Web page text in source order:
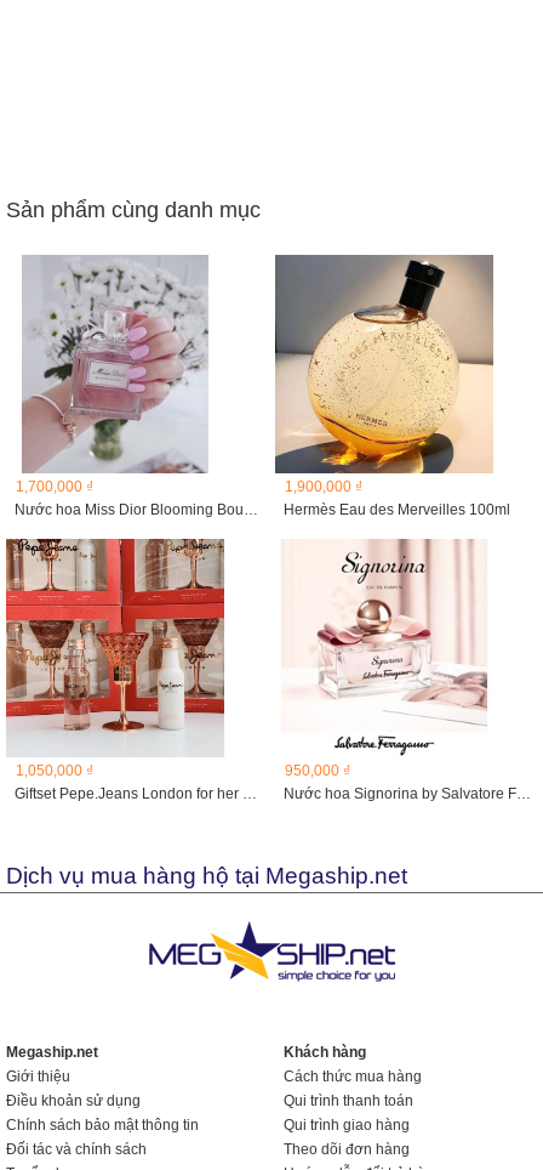
Sản phẩm cùng danh mục
1,700,000 ₫
Nước hoa Miss Dior Blooming Bouquet tester 100ml
1,900,000 ₫
Hermès Eau des Merveilles 100ml
1,050,000 ₫
Giftset Pepe.Jeans London for her EDP
950,000 ₫
Nước hoa Signorina by Salvatore Ferragamo EDP tester...
Dịch vụ mua hàng hộ tại Megaship.net
Megaship.net
Giới thiệu
Điều khoản sử dụng
Chính sách bảo mật thông tin
Đối tác và chính sách
Khách hàng
Cách thức mua hàng
Qui trình thanh toán
Qui trình giao hàng
Theo dõi đơn hàng